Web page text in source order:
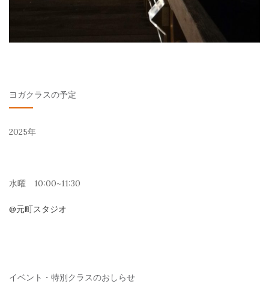
ヨガクラスの予定
2025年
水曜 10:00~11:30
@元町スタジオ
イベント・特別クラスのおしらせ